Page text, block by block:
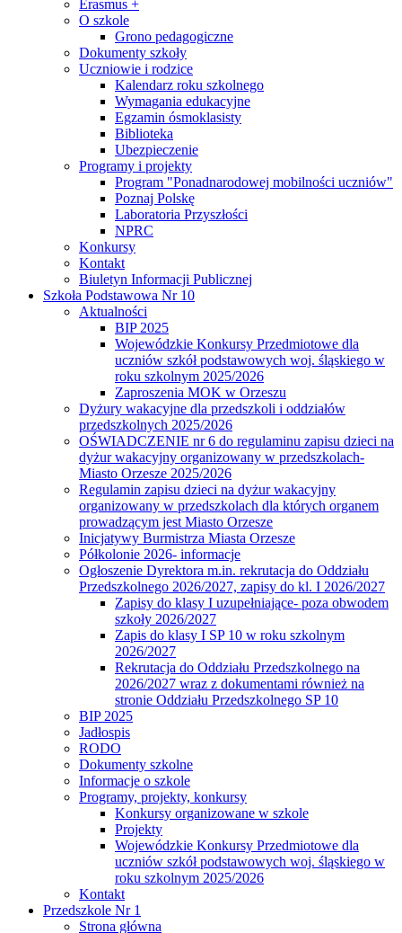
Erasmus +
O szkole
Grono pedagogiczne
Dokumenty szkoły
Uczniowie i rodzice
Kalendarz roku szkolnego
Wymagania edukacyjne
Egzamin ósmoklasisty
Biblioteka
Ubezpieczenie
Programy i projekty
Program "Ponadnarodowej mobilności uczniów"
Poznaj Polskę
Laboratoria Przyszłości
NPRC
Konkursy
Kontakt
Biuletyn Informacji Publicznej
Szkoła Podstawowa Nr 10
Aktualności
BIP 2025
Wojewódzkie Konkursy Przedmiotowe dla
uczniów szkół podstawowych woj. śląskiego w
roku szkolnym 2025/2026
Zaproszenia MOK w Orzeszu
Dyżury wakacyjne dla przedszkoli i oddziałów
przedszkolnych 2025/2026
OŚWIADCZENIE nr 6 do regulaminu zapisu dzieci na
dyżur wakacyjny organizowany w przedszkolach-
Miasto Orzesze 2025/2026
Regulamin zapisu dzieci na dyżur wakacyjny
organizowany w przedszkolach dla których organem
prowadzącym jest Miasto Orzesze
Inicjatywy Burmistrza Miasta Orzesze
Półkolonie 2026- informacje
Ogłoszenie Dyrektora m.in. rekrutacja do Oddziału
Przedszkolnego 2026/2027, zapisy do kl. I 2026/2027
Zapisy do klasy I uzupełniające- poza obwodem
szkoły 2026/2027
Zapis do klasy I SP 10 w roku szkolnym
2026/2027
Rekrutacja do Oddziału Przedszkolnego na
2026/2027 wraz z dokumentami również na
stronie Oddziału Przedszkolnego SP 10
BIP 2025
Jadłospis
RODO
Dokumenty szkolne
Informacje o szkole
Programy, projekty, konkursy
Konkursy organizowane w szkole
Projekty
Wojewódzkie Konkursy Przedmiotowe dla
uczniów szkół podstawowych woj. śląskiego w
roku szkolnym 2025/2026
Kontakt
Przedszkole Nr 1
Strona główna